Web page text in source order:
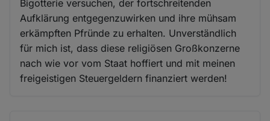
Bigotterie versuchen, der fortschreitenden
Aufklärung entgegenzuwirken und ihre mühsam
erkämpften Pfründe zu erhalten. Unverständlich
für mich ist, dass diese religiösen Großkonzerne
nach wie vor vom Staat hoffiert und mit meinen
freigeistigen Steuergeldern finanziert werden!